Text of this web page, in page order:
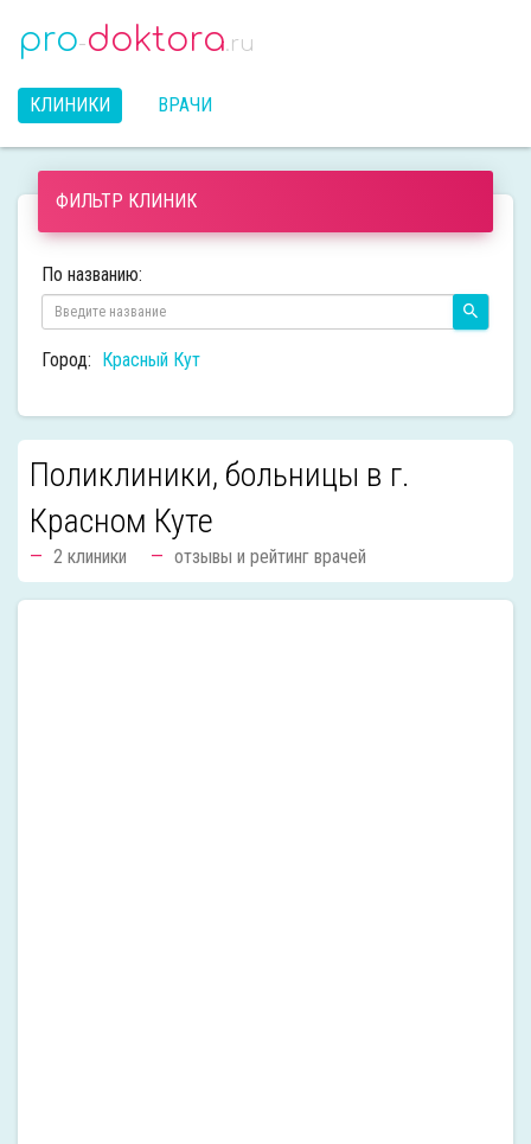
pro-doktora.ru
КЛИНИКИ ВРАЧИ
ФИЛЬТР КЛИНИК
По названию:
Город: Красный Кут
Поликлиники, больницы в г.
Красном Куте
2 клиники отзывы и рейтинг врачей